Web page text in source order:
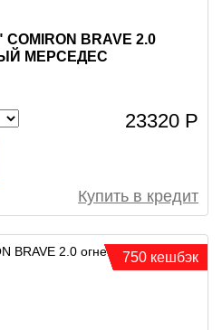
BRAVE 2.0
МЕРСЕДЕС
23320 Р
Купить в кредит
750 кешбэк